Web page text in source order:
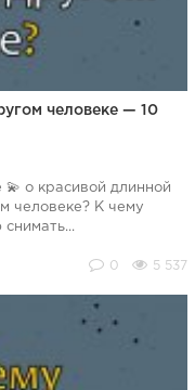
человеке — 10
💫 о красивой длинной
человеке? К чему
0 5 537